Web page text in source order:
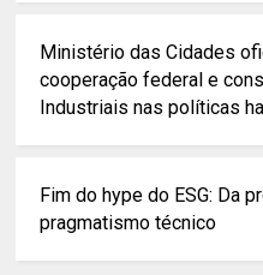
Ministério das Cidades
cooperação federal e
Industriais nas políticas
Fim do hype do ESG: Da
pragmatismo técnico